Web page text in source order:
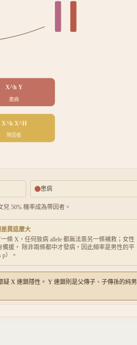
X^h Y
患病
X^h X^H
帶因者
患病
50% 機率成為帶因者。
異這麼大
條 X，任何致病 allele 都無法靠另一條補救；女性
備援， 除非兩條都中才發病，因此頻率是男性的平
p）。
X 連鎖隱性。 Y 連鎖則是父傳子、子傳孫的純男